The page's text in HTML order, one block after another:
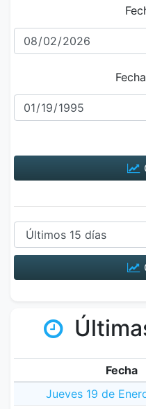
Fecha
Jueves 19 de